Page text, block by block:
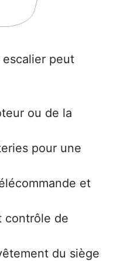
peut
ou de la
pour une
et
contrôle de
du siège